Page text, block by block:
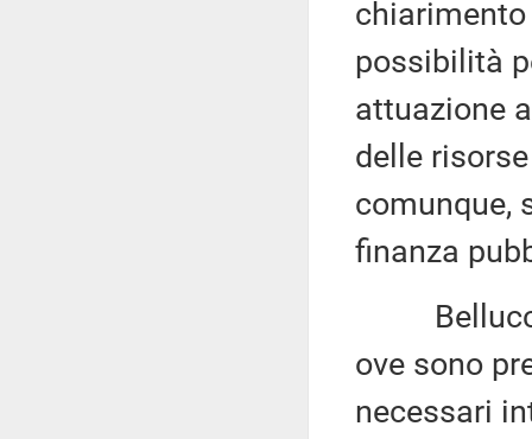
possibilità
attuazione
delle
comunque,
finanza
Bellucci
ove sono
necessari